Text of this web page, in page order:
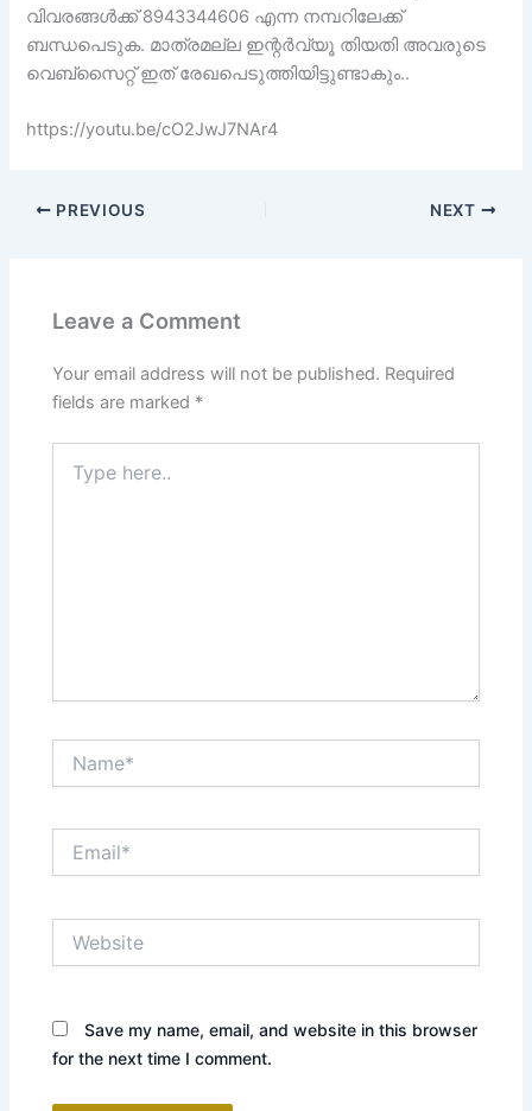
വിവരങ്ങൾക്ക് 8943344606 എന്ന നമ്പറിലേക്ക്
ബന്ധപെടുക. മാത്രമല്ല ഇന്റർവ്യൂ തിയതി അവരുടെ
വെബ്സൈറ്റ് ഇത് രേഖപെടുത്തിയിട്ടുണ്ടാകും..
https://youtu.be/cO2JwJ7NAr4
PREVIOUS NEXT
Leave a Comment
Your email address will not be published. Required
fields are marked *
here..
Save my name, email, and website in this browser
for the next time I comment.